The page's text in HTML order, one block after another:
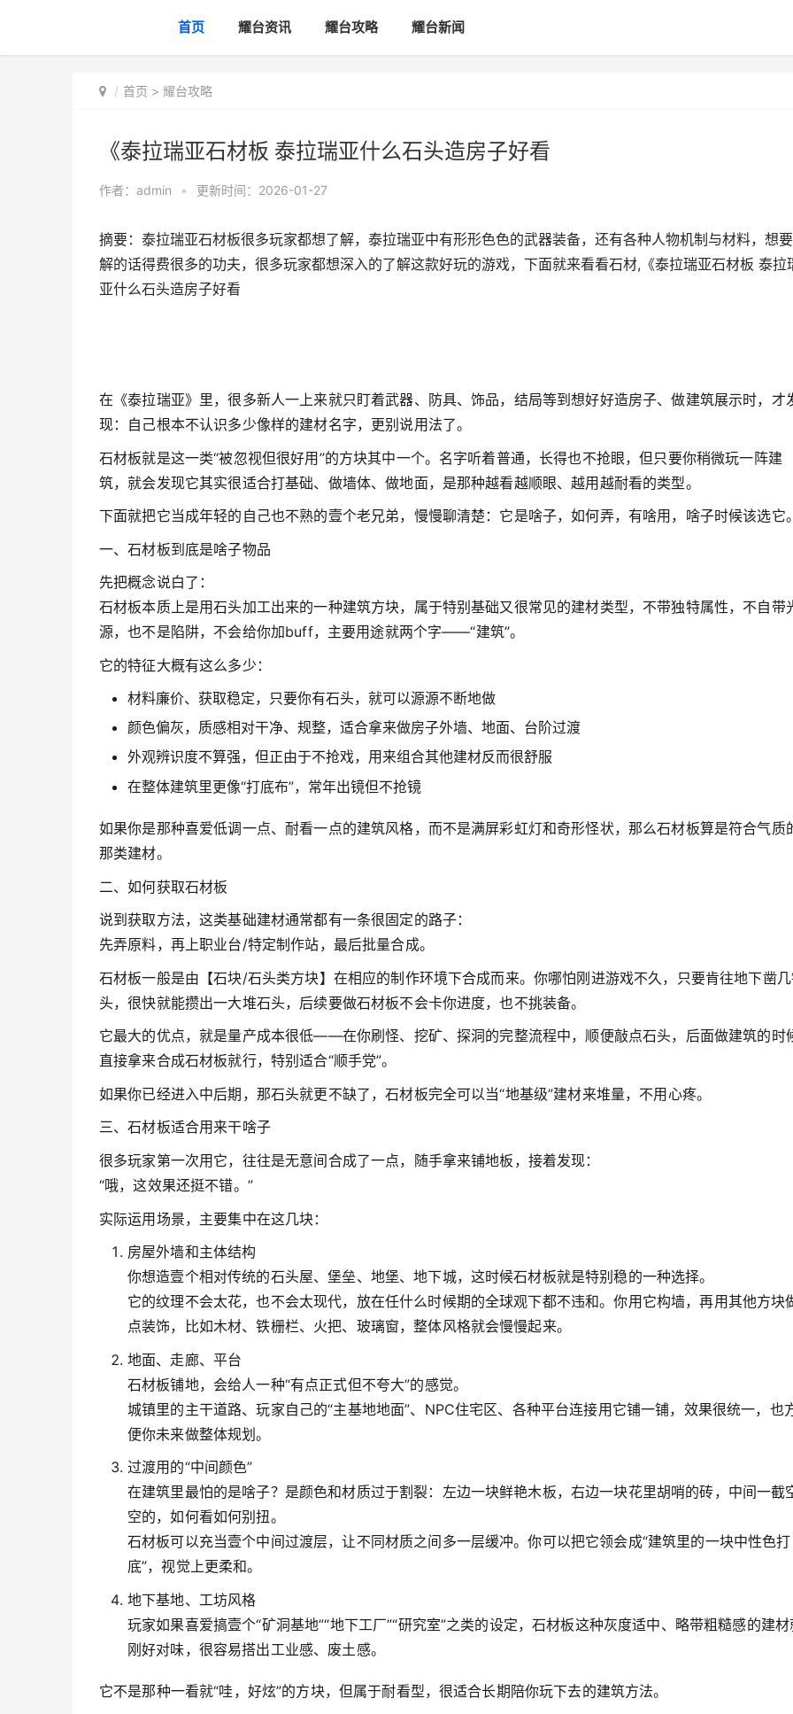
首页 耀台资讯 耀台攻略 耀台新闻
首页 > 耀台攻略
《泰拉瑞亚石材板 泰拉瑞亚什么石头造房子好看
作者： admin • 更新时间：2026-01-27
摘要：泰拉瑞亚石材板很多玩家都想了解，泰拉瑞亚中有形形色色的武器装备，还有各种人物机制与材料，想
解的话得费很多的功夫，很多玩家都想深入的了解这款好玩的游戏，下面就来看看石材,《泰拉瑞亚石材板 泰拉
亚什么石头造房子好看
在《泰拉瑞亚》里，很多新人一上来就只盯着武器、防具、饰品，结局等到想好好造房子、做建筑展示时，才
现：自己根本不认识多少像样的建材名字，更别说用法了。
石材板就是这一类“被忽视但很好用”的方块其中一个。名字听着普通，长得也不抢眼，但只要你稍微玩一阵建
筑，就会发现它其实很适合打基础、做墙体、做地面，是那种越看越顺眼、越用越耐看的类型。
下面就把它当成年轻的自己也不熟的壹个老兄弟，慢慢聊清楚：它是啥子，如何弄，有啥用，啥子时候该选它
一、石材板到底是啥子物品
先把概念说白了：
石材板本质上是用石头加工出来的一种建筑方块，属于特别基础又很常见的建材类型，不带独特属性，不自带
源，也不是陷阱，不会给你加buff，主要用途就两个字——“建筑”。
它的特征大概有这么多少：
材料廉价、获取稳定，只要你有石头，就可以源源不断地做
颜色偏灰，质感相对干净、规整，适合拿来做房子外墙、地面、台阶过渡
外观辨识度不算强，但正由于不抢戏，用来组合其他建材反而很舒服
在整体建筑里更像“打底布”，常年出镜但不抢镜
如果你是那种喜爱低调一点、耐看一点的建筑风格，而不是满屏彩虹灯和奇形怪状，那么石材板算是符合气质
那类建材。
二、如何获取石材板
说到获取方法，这类基础建材通常都有一条很固定的路子：
先弄原料，再上职业台/特定制作站，最后批量合成。
石材板一般是由【石块/石头类方块】在相应的制作环境下合成而来。你哪怕刚进游戏不久，只要肯往地下凿
头，很快就能攒出一大堆石头，后续要做石材板不会卡你进度，也不挑装备。
它最大的优点，就是量产成本很低——在你刷怪、挖矿、探洞的完整流程中，顺便敲点石头，后面做建筑的时
直接拿来合成石材板就行，特别适合“顺手党”。
如果你已经进入中后期，那石头就更不缺了，石材板完全可以当“地基级”建材来堆量，不用心疼。
三、石材板适合用来干啥子
很多玩家第一次用它，往往是无意间合成了一点，随手拿来铺地板，接着发现：
“哦，这效果还挺不错。”
实际运用场景，主要集中在这几块：
房屋外墙和主体结构
你想造壹个相对传统的石头屋、堡垒、地堡、地下城，这时候石材板就是特别稳的一种选择。
它的纹理不会太花，也不会太现代，放在任什么时候期的全球观下都不违和。你用它构墙，再用其他方块
点装饰，比如木材、铁栅栏、火把、玻璃窗，整体风格就会慢慢起来。
地面、走廊、平台
石材板铺地，会给人一种“有点正式但不夸大”的感觉。
城镇里的主干道路、玩家自己的“主基地地面”、NPC住宅区、各种平台连接用它铺一铺，效果很统一，也
便你未来做整体规划。
过渡用的“中间颜色”
在建筑里最怕的是啥子？是颜色和材质过于割裂：左边一块鲜艳木板，右边一块花里胡哨的砖，中间一截
空的，如何看如何别扭。
石材板可以充当壹个中间过渡层，让不同材质之间多一层缓冲。你可以把它领会成“建筑里的一块中性色打
底”，视觉上更柔和。
地下基地、工坊风格
玩家如果喜爱搞壹个“矿洞基地”“地下工厂”“研究室”之类的设定，石材板这种灰度适中、略带粗糙感的建材
刚好对味，很容易搭出工业感、废土感。
它不是那种一看就“哇，好炫”的方块，但属于耐看型，很适合长期陪你玩下去的建筑方法。